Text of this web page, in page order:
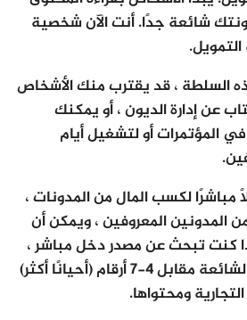
شائعة جدًا. أنت الآن شخصية
السلطة ، قد يقترب منك الأشخاص
عن إدارة الديون ، أو يمكنك
المؤتمرات أو لتشغيل أيام
مباشرًا لكسب المال من المدونات ،
المدونين المعروفين ، ويمكن أن
كنت تبحث عن مصدر دخل مباشر ،
فقد تم بيع المدونات الشائعة مقابل 4-7 أرقام (أحيانًا أكثر)
ومحتواها.